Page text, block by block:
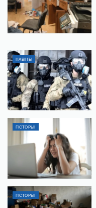
НАВІНЫ
ГІСТОРЫІ
ГІСТОРЫІ